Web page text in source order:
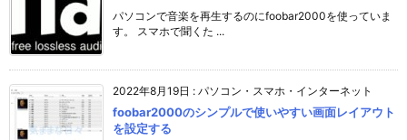
パソコンで音楽を再生するのにfoobar2000を使っていま
す。 スマホで聞くた ...
2022年8月19日 : パソコン・スマホ・インターネット
foobar2000のシンプルで使いやすい画面レイアウト
を設定する